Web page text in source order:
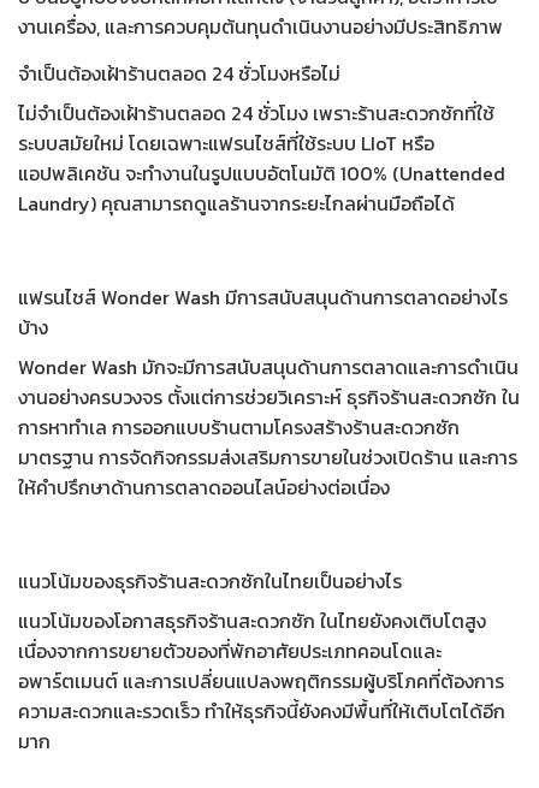
งานเครื่อง, และการควบคุมต้นทุนดำเนินงานอย่างมีประสิทธิภาพ
จำเป็นต้องเฝ้าร้านตลอด 24 ชั่วโมงหรือไม่
ไม่จำเป็นต้องเฝ้าร้านตลอด 24 ชั่วโมง เพราะร้านสะดวกซักที่ใช้
ระบบสมัยใหม่ โดยเฉพาะแฟรนไชส์ที่ใช้ระบบ LIoT หรือ
แอปพลิเคชัน จะทำงานในรูปแบบอัตโนมัติ 100% (Unattended
Laundry) คุณสามารถดูแลร้านจากระยะไกลผ่านมือถือได้
แฟรนไชส์ Wonder Wash มีการสนับสนุนด้านการตลาดอย่างไร
บ้าง
Wonder Wash มักจะมีการสนับสนุนด้านการตลาดและการดำเนิน
งานอย่างครบวงจร ตั้งแต่การช่วยวิเคราะห์ ธุรกิจร้านสะดวกซัก ใน
การหาทำเล การออกแบบร้านตามโครงสร้างร้านสะดวกซัก
มาตรฐาน การจัดกิจกรรมส่งเสริมการขายในช่วงเปิดร้าน และการ
ให้คำปรึกษาด้านการตลาดออนไลน์อย่างต่อเนื่อง
แนวโน้มของธุรกิจร้านสะดวกซักในไทยเป็นอย่างไร
แนวโน้มของโอกาสธุรกิจร้านสะดวกซัก ในไทยยังคงเติบโตสูง
เนื่องจากการขยายตัวของที่พักอาศัยประเภทคอนโดและ
อพาร์ตเมนต์ และการเปลี่ยนแปลงพฤติกรรมผู้บริโภคที่ต้องการ
ความสะดวกและรวดเร็ว ทำให้ธุรกิจนี้ยังคงมีพื้นที่ให้เติบโตได้อีก
มาก